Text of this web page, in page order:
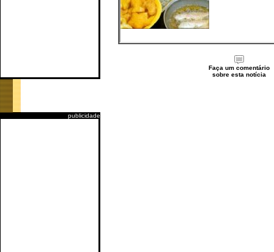
publicidade
Faça um comentário
sobre esta notícia